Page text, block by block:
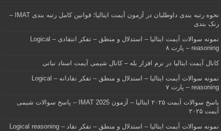
نحوه رتبه بندی داوطلبان در آزمون آیمت ایتالیا؛ قوانین کامل رتبه بندی IMAT –
رنک بندی
نمونه سوالات آیمت ایتالیا – استدلال و منطق – تفکر انتقادی – Logical
reasoning – پارت ۸
کانال آیمت ایتالیا در نرم افزار بله – کانال شیمی آیمت استاد نباتی
نمونه سوالات آیمت ایتالیا – استدلال و منطق – تفکر نقادانه – Logical
reasoning – پارت ۷
پاسخ سوالات آیمت ۲۰۲۵ ایتالیا – آزمون IMAT 2025 – پاسخ سوالات شیمی
آیمت ۲۰۲۵
نمونه سوالات آیمت ایتالیا – استدلال و منطق – تفکر نقاد – Logical reasoning